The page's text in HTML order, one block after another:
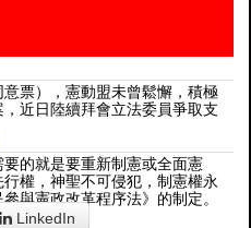
票），憲動盟未曾鬆懈，積極
近日陸續拜會立法委員爭取支
的就是要重新制憲或全面憲
權，神聖不可侵犯，制憲權永
與憲政改革程序法》的制定。
LinkedIn